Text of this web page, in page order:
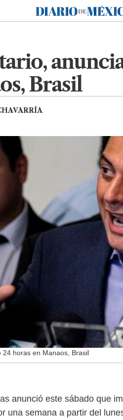
Diario de México
Brasil
horas en Manaos, Brasil
anunció este sábado que
una semana a partir del